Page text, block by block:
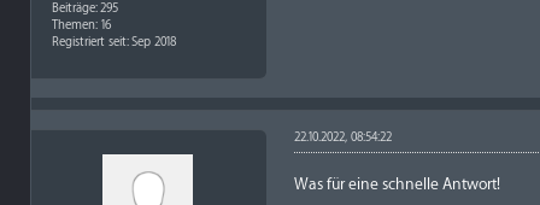
Beiträge: 295
Themen: 16
Registriert seit: Sep 2018
22.10.2022, 08:54:22
Was für eine schnelle Antwort!